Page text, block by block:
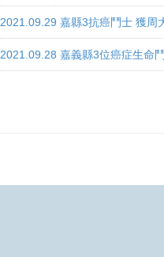
2021.09.29 嘉縣3抗癌鬥士 獲周
2021.09.28 嘉義縣3位癌症生命